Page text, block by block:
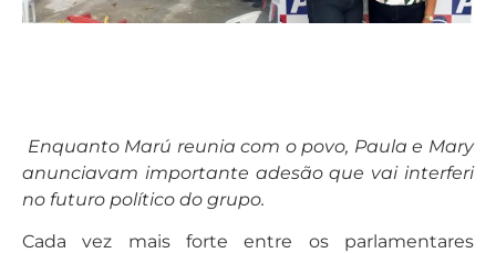
Enquanto Marú reunia com o povo, Paula e Mary
anunciavam importante adesão que vai interferi
no futuro político do grupo.
Cada vez mais forte entre os parlamentares